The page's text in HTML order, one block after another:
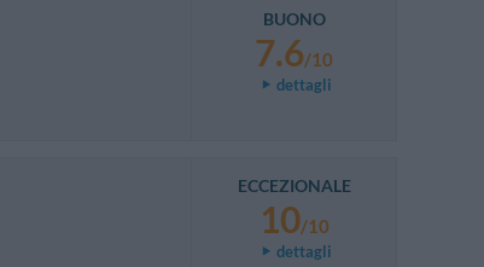
BUONO
7.6/10
dettagli
ECCEZIONALE
10/10
dettagli